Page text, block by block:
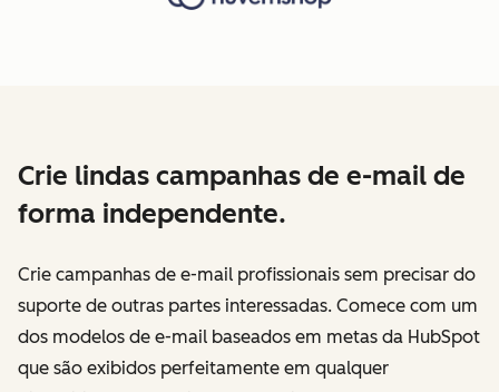
Crie lindas campanhas de e-mail de
forma independente.
Crie campanhas de e-mail profissionais sem precisar do
suporte de outras partes interessadas. Comece com um
dos modelos de e-mail baseados em metas da HubSpot
que são exibidos perfeitamente em qualquer